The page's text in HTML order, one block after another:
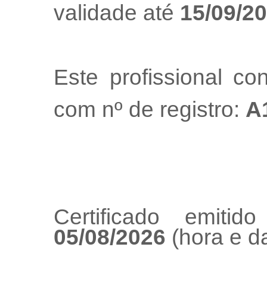
validade até 15/09/
Este profissional
com nº de registro:
Certificado
05/08/2026 (hora e